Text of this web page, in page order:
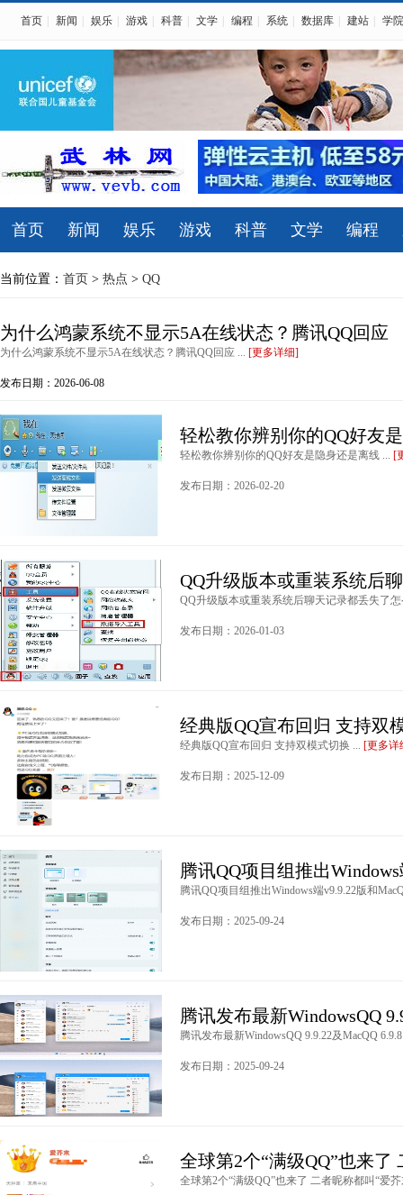
首页 新闻 娱乐 游戏 科普 文学 编程 系统 数据库 建站 学院
首页 新闻 娱乐 游戏 科普 文学 编程
当前位置： 首页 > 热点 > QQ
为什么鸿蒙系统不显示5A在线状态？腾讯QQ回应
为什么鸿蒙系统不显示5A在线状态？腾讯QQ回应 ... [更多详细]
发布日期：2026-06-08
轻松教你辨别你的QQ好友
轻松教你辨别你的QQ好友是隐身还是离线 ... [
发布日期：2026-02-20
QQ升级版本或重装系统后
QQ升级版本或重装系统后聊天记录都丢失了
发布日期：2026-01-03
经典版QQ宣布回归 支持双
经典版QQ宣布回归 支持双模式切换 ... [更多详
发布日期：2025-12-09
腾讯QQ项目组推出
腾讯QQ项目组推出Windows端v9.9.22版和
发布日期：2025-09-24
腾讯发布最新WindowsQQ
腾讯发布最新WindowsQQ 9.9.22及MacQQ
发布日期：2025-09-24
全球第2个“满级QQ”也来了
全球第2个“满级QQ”也来了 二者昵称都叫“爱